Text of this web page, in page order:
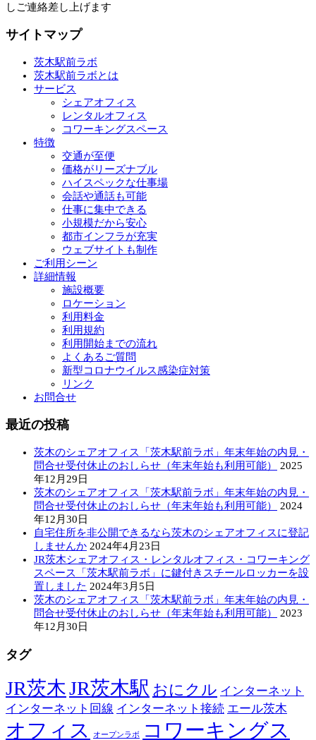
しご連絡差し上げます
サイトマップ
茨木駅前ラボ
茨木駅前ラボとは
サービス
シェアオフィス
レンタルオフィス
コワーキングスペース
特徴
交通が至便
価格がリーズナブル
ハイスペックな仕事場
会話や通話も可能
仕事に集中できる
小規模だから安心
都市インフラが充実
ウェブサイトも制作
ご利用シーン
詳細情報
施設概要
ロケーション
利用料金
利用規約
利用開始までの流れ
よくあるご質問
新型コロナウイルス感染症対策
リンク
お問合せ
最近の投稿
茨木のシェアオフィス「茨木駅前ラボ」年末年始の内見・
問合せ受付休止のおしらせ（年末年始も利用可能）
2025
年12月29日
茨木のシェアオフィス「茨木駅前ラボ」年末年始の内見・
問合せ受付休止のおしらせ（年末年始も利用可能）
2024
年12月30日
自宅住所を非公開できるなら茨木のシェアオフィスに登記
しませんか 2024年4月23日
JR茨木シェアオフィス・レンタルオフィス・コワーキング
スペース「茨木駅前ラボ」に鍵付きスチールロッカーを設
置しました 2024年3月5日
茨木のシェアオフィス「茨木駅前ラボ」年末年始の内見・
問合せ受付休止のおしらせ（年末年始も利用可能）
2023
年12月30日
タグ
JR茨木JR茨木駅 おにクル インターネット
インターネット回線 インターネット接続 エール茨木
オフィス オープンラボ コワーキングス